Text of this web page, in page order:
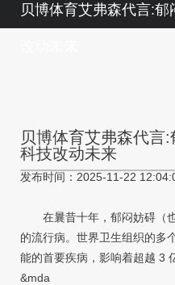
贝博体育艾弗森代言:
贝博体育艾弗森代言
科技改动未来
发布时间：2025-11-22
在曩昔十年，郁闷妨碍（也
的流行病。世界卫生组织的多
能的首要疾病，影响着超越 3
&mda